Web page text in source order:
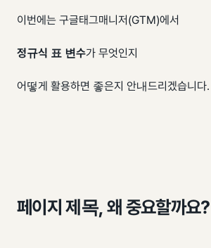
이번에는 구글태그매니저(GTM)에서
정규식 표 변수가 무엇인지
어떻게 활용하면 좋은지 안내드리겠습니다.
페이지 제목, 왜 중요할까요?